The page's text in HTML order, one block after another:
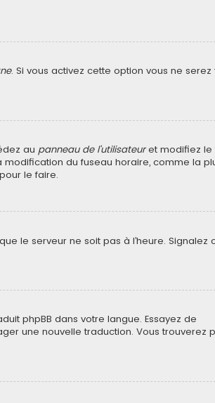
. Si vous activez cette option vous ne serez
au panneau de l’utilisateuret modifiez le
modification du fuseau horaire, comme la
le faire.
le serveur ne soit pas à l’heure. Signalez
phpBB dans votre langue. Essayez de
une nouvelle traduction. Vous trouverez